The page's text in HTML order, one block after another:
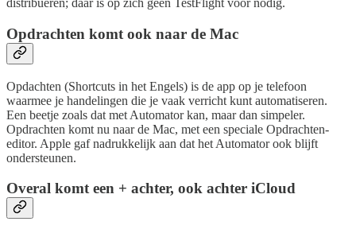
distribueren; daar is op zich geen TestFlight voor nodig.
Opdrachten komt ook naar de Mac
Opdachten (Shortcuts in het Engels) is de app op je telefoon
waarmee je handelingen die je vaak verricht kunt automatiseren.
Een beetje zoals dat met Automator kan, maar dan simpeler.
Opdrachten komt nu naar de Mac, met een speciale Opdrachten-
editor. Apple gaf nadrukkelijk aan dat het Automator ook blijft
ondersteunen.
Overal komt een + achter, ook achter iCloud